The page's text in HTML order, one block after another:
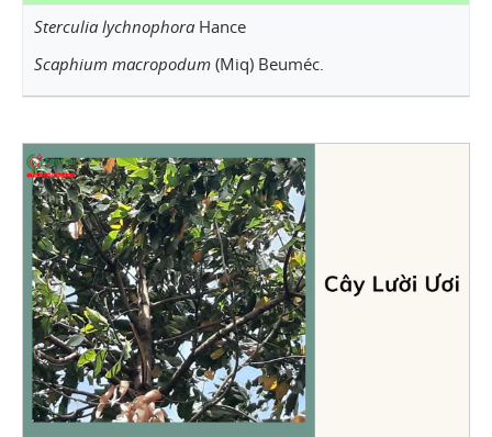
Sterculia lychnophora Hance
Scaphium macropodum (Miq) Beuméc.